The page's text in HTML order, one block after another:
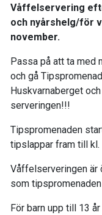
Våffelservering
och nyårshelg/för
november.
Passa på att ta med
och gå
Huskvarnaberget
serveringen!!!
Tipspromenaden
tipslappar fram till kl.
Våffelserveringen är
som tipspromenaden
För barn upp till 13